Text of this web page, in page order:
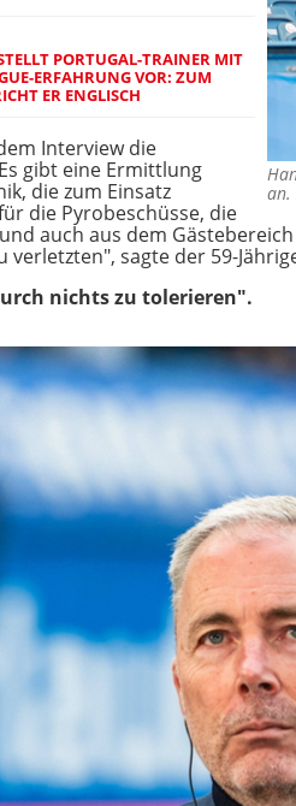
PORTUGAL-TRAINER MIT
ERFAHRUNG VOR: ZUM
ER ENGLISCH
Interview die
gibt eine Ermittlung
die zum Einsatz
die Pyrobeschüsse, die
auch aus dem
verletzten", sagte der 59-
nichts zu tolerieren".